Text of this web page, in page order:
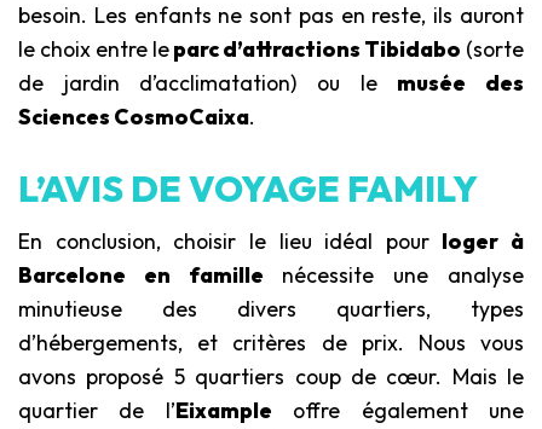
besoin. Les enfants ne sont pas en reste, ils auront
le choix entre leparc d’attractions Tibidabo (sorte
de jardin d’acclimatation) ou le musée des
Sciences CosmoCaixa.
L’AVIS DE VOYAGE FAMILY
En conclusion, choisir le lieu idéal pour loger à
Barcelone en famille nécessite une analyse
minutieuse des divers quartiers, types
d’hébergements, et critères de prix. Nous vous
avons proposé 5 quartiers coup de cœur. Mais le
quartier de l’Eixample offre également une